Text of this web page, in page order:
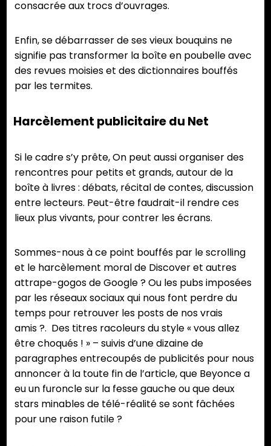
consacrée aux trocs d’ouvrages.
Enfin, se débarrasser de ses vieux bouquins ne
signifie pas transformer la boîte en poubelle avec
des revues moisies et des dictionnaires bouffés
par les termites.
Harcèlement publicitaire du Net
Si le cadre s’y prête, On peut aussi organiser des
rencontres pour petits et grands, autour de la
boîte à livres : débats, récital de contes, discussion
entre lecteurs. Peut-être faudrait-il rendre ces
lieux plus vivants, pour contrer les écrans.
Sommes-nous à ce point bouffés par le scrolling
et le harcèlement moral de Discover et autres
attrape-gogos de Google ? Ou les pubs imposées
par les réseaux sociaux qui nous font perdre du
temps pour retrouver les posts de nos vrais
amis ?. Des titres racoleurs du style « vous allez
être choqués ! » – suivis d’une dizaine de
paragraphes entrecoupés de publicités pour nous
annoncer à la toute fin de l’article, que Beyonce a
eu un furoncle sur la fesse gauche ou que deux
stars minables de télé-réalité se sont fâchées
pour une raison futile ?